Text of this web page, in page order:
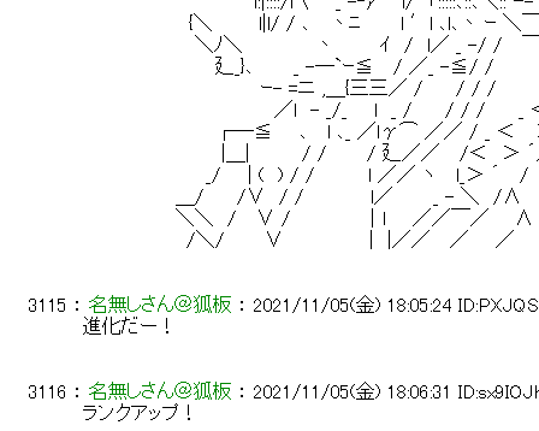
{＼　　　 l|l/ / ､　 丶ﾆ　　　l ′l ､l､丶 ｰ ＼￣￣　　
＼ﾉ＼　　　　　 丶　　　 ｲ　/　l／ _ -/ /　 ￣
廴_}､　　　_ -─`ｰ≦　 / ／_ -≦/ /　　　　　 ＼
ｰ- =ニ ,＿{三三／ /　　 / / /　　　　＿＿＼　　
／l　- _/_　　l　_ /　　 / / /　　 _ ＜　 ＿
┌─≦　　､　 l ､_ ／lγ⌒ ／／ / _ ＜　 ＞
|＿|　　 　 / /　　　/ 廴／／　 /＜　＞
_/　　| (　) / /　　　　l ／／ ヽ　 l_＞ ´　 /　　　
＿/　　 /∨　/ /　　　　　l／　　　_ - ＼　/∧　　
＼＼　/　 ∨ /　　　　　 │l　　／／￣／ 　 ∧　　
/＼/　　　∨　　　　　　 |　|／／　 ／　　／　
3115 ： 名無しさん＠狐板 ： 2021/11/05(金) 18:05:24
進化だー！
3116 ： 名無しさん＠狐板 ： 2021/11/05(金) 18:06:31
ランクアップ！